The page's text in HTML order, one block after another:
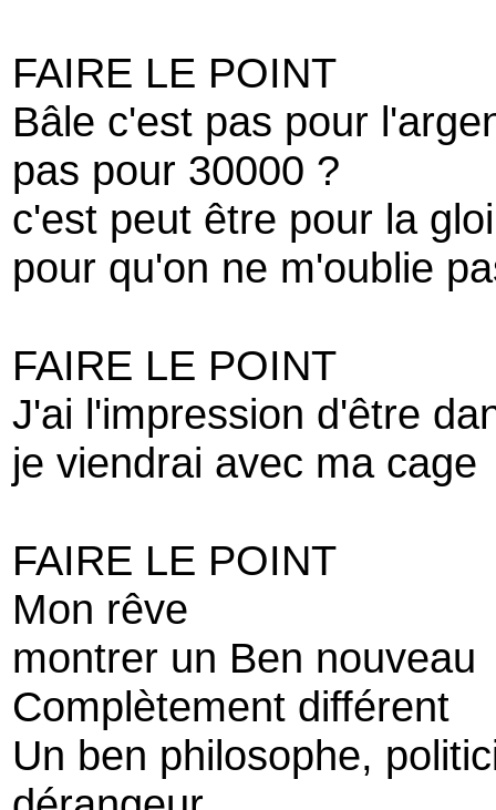
FAIRE LE POINT
Bâle c'est pas pour
pas pour 30000 ?
c'est peut être pour la
pour qu'on ne m'oublie
FAIRE LE POINT
J'ai l'impression d'être
je viendrai avec ma cage
FAIRE LE POINT
Mon rêve
montrer un Ben nouveau
Complètement différent
Un ben philosophe,